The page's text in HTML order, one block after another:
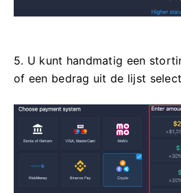
5. U kunt handmatig een
of een bedrag uit de lijst